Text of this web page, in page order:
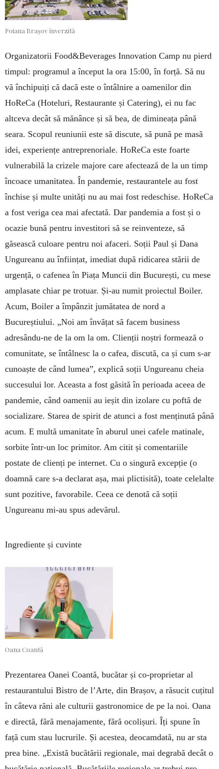
Poiana Brașov înverzită
Organizatorii Food&Beverages Innovation Camp nu pierd
timpul: programul a început la ora 15:00, în forță. Să nu
vă închipuiți că dacă este o întâlnire a oamenilor din
HoReCa (Hoteluri, Restaurante și Catering), ei nu fac
altceva decât să mănânce și să bea, de dimineața până
seara. Scopul reuniunii este să discute, să pună pe masă
idei, experiențe antreprenoriale. HoReCa este foarte
vulnerabilă la crizele majore care afectează de la un timp
încoace umanitatea. În pandemie, restaurantele au fost
închise și multe unități nu au mai fost redeschise. HoReCa
a fost veriga cea mai afectată. Dar pandemia a fost și o
ocazie bună pentru in­vestitori să se reinventeze, să
găsească culoare pentru noi afaceri. Soții Paul și Dana
Ungureanu au înființat, imediat după ridicarea stării de
urgență, o cafenea în Piața Muncii din București, cu mese
amplasate chiar pe trotuar. Și-au numit proiectul Boiler.
Acum, Boiler a împânzit jumătatea de nord a
Bucureștiului. „Noi am învățat să facem business
adresându-ne de la om la om. Clienții noștri formează o
comunitate, se întâlnesc la o cafea, discută, ca și cum s-ar
cunoaște de când lumea”, explică soții Ungureanu cheia
succesului lor. Aceasta a fost găsită în perioada aceea de
pandemie, când oamenii au ieșit din izolare cu poftă de
socializare. Starea de spirit de atunci a fost menținută până
acum. E multă umanitate în aburul unei cafele matinale,
sorbite într-un loc primitor. Am citit și comentariile
postate de clienți pe internet. Cu o singură excepție (o
doamnă care s-a declarat așa, mai plictisită), toate celelalte
sunt pozitive, favorabile. Ceea ce denotă că soții
Ungureanu mi-au spus adevărul.
Ingrediente și cuvinte
Oana Coantă
Prezentarea Oanei Coantă, bucătar și co-proprietar al
restaurantului Bistro de l’Arte, din Brașov, a răsucit cuțitul
în câteva răni ale culturii gastronomice de pe la noi. Oana
e directă, fără menajamente, fără ocolișuri. Îți spune în
față cum stau lucrurile. Și acestea, deocamdată, nu ar sta
prea bine. „Există bucătării regionale, mai degrabă decât o